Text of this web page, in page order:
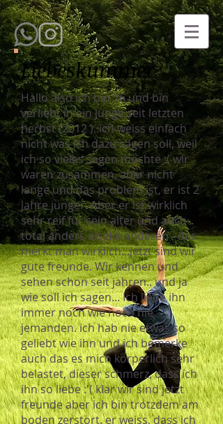
Liebeskummer
Hallo also ich bin 16 und bin
verliebt in ein junge seit letzten
herbst (2012 )..ich weiss einfach
nicht was ich dazu sagen soll, weil
ich so vieles sagen möchte :( wir
waren zusammen, aber nicht
lange und das problem ist, er ist 2
jahre jünger. Aber er ist wirklich
sehr reif für sein alter und auch
total anders als die anderen - das
merkt man wirklich...jetzt sind wir
gute freunde. Wir kennen und
sehen schon seit jahren.. und ja
wie soll ich sagen... Ich liebe ihn
immer noch wie noch nie
jemanden. ich hab nie etwas so
geliebt wie ihn und ich bemerke
auch das es mich körperlich sehr
belastet, dieser schmerz, dass ich
ihn so liebe :'( klar wir sind jetzt
freunde aber ich bin trotzdem am
boden zerstört. er weiss, dass ich